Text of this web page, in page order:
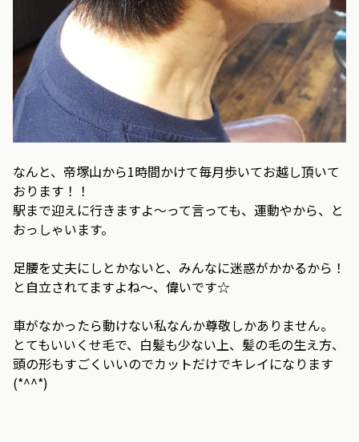
なんと、帝塚山から1時間かけて毎月歩いてお越し頂いて
おります！！
駅まで迎えに行きますよ～って言っても、運動やから、と
おっしゃいます。
足腰を丈夫にしとかないと、みんなに迷惑がかかるから！
と自立されてますよね～、偉いです☆
車がなかったら動けない私なんか尊敬しかありません。
とてもいいくせ毛で、白髪も少ない上、髪の毛の生え方、
頭の形もすごくいいのでカットだけでキレイになります
(*^^*)